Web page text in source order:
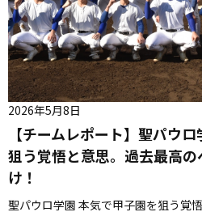
【チームレポート】聖パウ
狙う覚悟と意思。過去最高
け！
2026年5月8日
聖パウロ学園 本気で甲子園を狙う覚